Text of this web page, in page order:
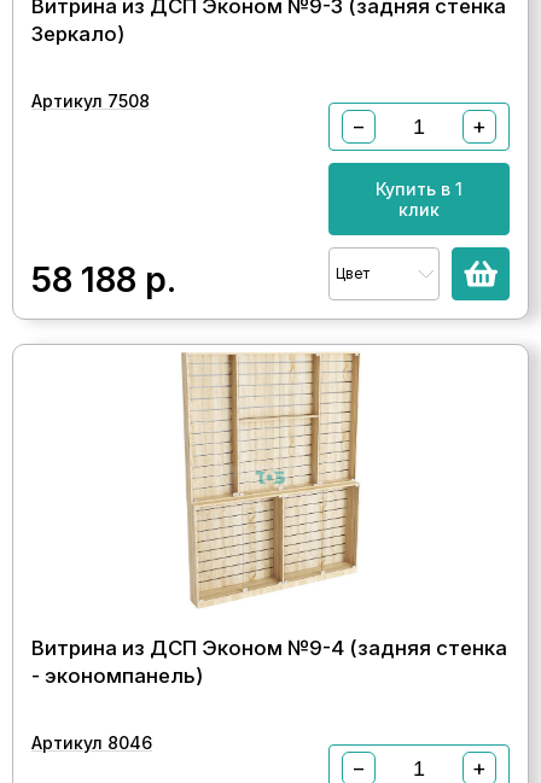
Витрина из ДСП Эконом №9-3 (задняя стенка
Зеркало)
Артикул 7508
58 188 р.
− +
Купить в 1
клик
Цвет
Витрина из ДСП Эконом №9-4 (задняя стенка
- экономпанель)
Артикул 8046
− +